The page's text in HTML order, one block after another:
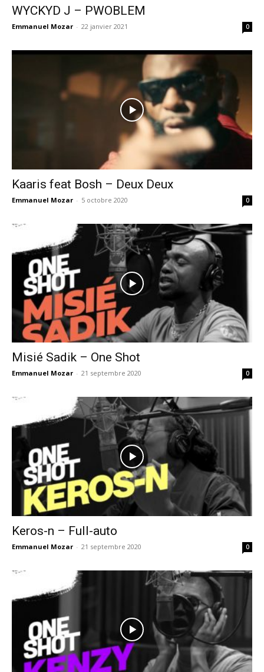
WYCKYD J – PWOBLEM
Emmanuel Mozar - 22 janvier 2021 0
Kaaris feat Bosh – Deux Deux
Emmanuel Mozar - 5 octobre 2020 0
Misié Sadik – One Shot
Emmanuel Mozar - 21 septembre 2020 0
Keros-n – Full-auto
Emmanuel Mozar - 21 septembre 2020 0